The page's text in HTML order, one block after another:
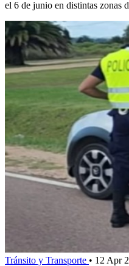
el 6 de junio en distintas zonas
Tránsito y Transporte • 12 Apr